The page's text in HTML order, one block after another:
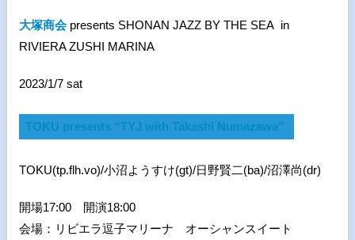
大塚商会presents SHONAN JAZZ BY THE SEA in
RIVIERA ZUSHI MARINA
2023/1/7 sat
TOKU presents “TYJ with Takashi Numazawa”
TOKU(tp.flh.vo)/小沼ようすけ(gt)/日野賢二(ba)/沼澤尚(dr)
開場17:00 開演18:00
会場：リビエラ逗子マリーナ オーシャンスイート